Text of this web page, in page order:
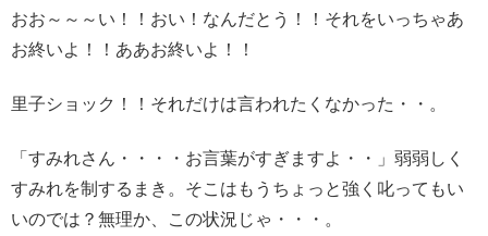
おお～～～い！！おい！なんだとう！！それをいっちゃあ
お終いよ！！ああお終いよ！！
里子ショック！！それだけは言われたくなかった・・。
「すみれさん・・・・お言葉がすぎますよ・・」弱弱しく
すみれを制するまき。そこはもうちょっと強く叱ってもい
いのでは？無理か、この状況じゃ・・・。